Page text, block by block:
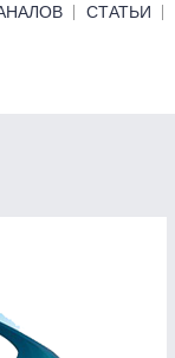
СТАТЬИ